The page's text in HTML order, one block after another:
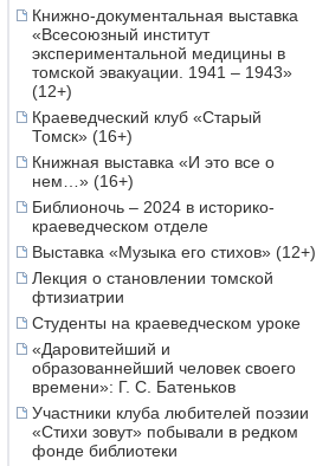
Книжно-документальная выставка
«Всесоюзный институт
экспериментальной медицины в
томской эвакуации. 1941 – 1943»
(12+)
Краеведческий клуб «Старый
Томск» (16+)
Книжная выставка «И это все о
нем…» (16+)
Библионочь – 2024 в историко-
краеведческом отделе
Выставка «Музыка его стихов» (12+)
Лекция о становлении томской
фтизиатрии
Студенты на краеведческом уроке
«Даровитейший и
образованнейший человек своего
времени»: Г. С. Батеньков
Участники клуба любителей поэзии
«Стихи зовут» побывали в редком
фонде библиотеки